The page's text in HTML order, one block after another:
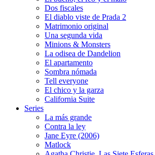
Dos fiscales
El diablo viste de Prada 2
Matrimonio original
Una segunda vida
Minions & Monsters
La odisea de Dandelion
El apartamento
Sombra nómada
Tell everyone
El chico y la garza
California Suite
Series
La más grande
Contra la ley
Jane Eyre (2006)
Matlock